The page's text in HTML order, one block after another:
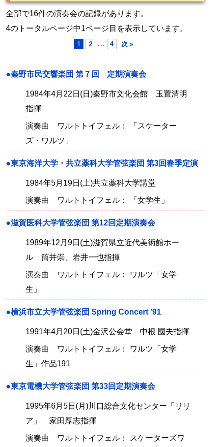
全部で16件の演奏会の記録があります。
4のトータルページ中1ページ目を表示しています。
1 2 … 4 次 »
●秦野市民交響楽団 第７回 定期演奏会
1984年4月22日(日)秦野市文化会館 玉置清明
指揮
演奏曲 ワルトトイフェル： 「スケーター
ズ・ワルツ」
●東京海洋大学・共立薬科大学管弦楽団 第3回春季定演
1984年5月19日(土)共立薬科大学講堂
演奏曲 ワルトトイフェル： 「女学生」
●滋賀医科大学管弦楽団 第12回定期演奏会
1989年12月9日(土)滋賀県立近代美術館ホー
ル 筒井崇、岩井一也指揮
演奏曲 ワルトトイフェル： ワルツ「女学
生」
●横浜市立大学管弦楽団 Spring Concert '91
1991年4月20日(土)金沢公会堂 中根 國夫指揮
演奏曲 ワルトトイフェル： ワルツ「女学
生」作品191
●東京電機大学管弦楽団 第33回定期演奏会
1995年6月5日(月)川口総合文化センター「リリ
ア」 家田厚志指揮
演奏曲 ワルトトイフェル： スケーターズワ